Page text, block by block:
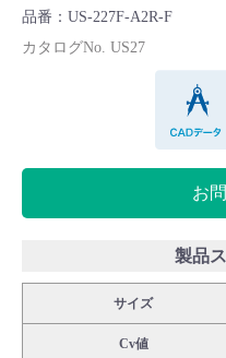
バルブと継手のきほん
Corporate Blog
品番：US-227F-A2R-F
カタログNo. US27
お
製品
サイズ
Cv値